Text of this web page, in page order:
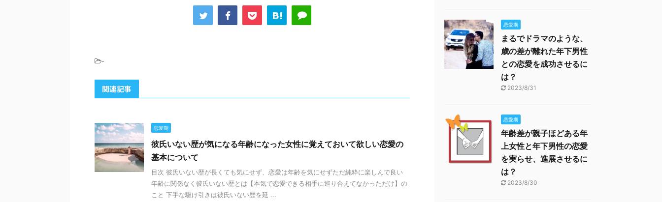
-
関連記事
恋愛期
彼氏いない歴が気になる年齢になった女性に覚えておいて欲しい恋愛の
基本について
目次 彼氏いない歴が長くても気にせず、恋愛は年齢を気にせずただ純粋に楽しんで良い
年齢に関係なく彼氏いない歴とは【本気で恋愛できる相手に巡り合えてなかっただけ】の
こと 下手な駆け引きは彼氏いない歴を延 ...
恋愛期
まるでドラマのような、
歳の差が離れた年下男性
との恋愛を成功させるに
は？
2023/8/31
恋愛期
年齢差が親子ほどある年
上女性と年下男性の恋愛
を実らせ、進展させるに
は？
2023/8/30